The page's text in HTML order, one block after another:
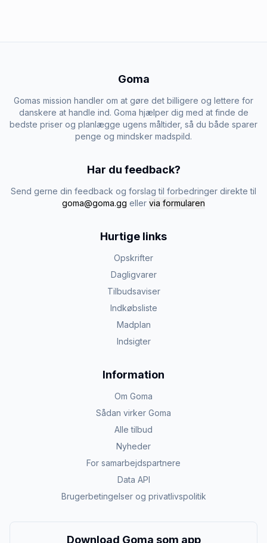
Goma
Gomas mission handler om at gøre det billigere og lettere for
danskere at handle ind. Goma hjælper dig med at finde de
bedste priser og planlægge ugens måltider, så du både sparer
penge og mindsker madspild.
Har du feedback?
Send gerne din feedback og forslag til forbedringer direkte til
goma@goma.gg eller via formularen
Hurtige links
Opskrifter
Dagligvarer
Tilbudsaviser
Indkøbsliste
Madplan
Indsigter
Information
Om Goma
Sådan virker Goma
Alle tilbud
Nyheder
For samarbejdspartnere
Data API
Brugerbetingelser og privatlivspolitik
Download Goma som app